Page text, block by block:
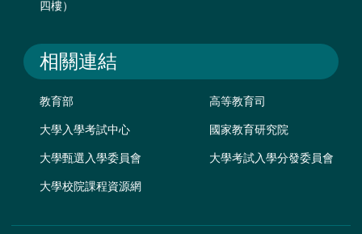
四樓）
相關連結
教育部 高等教育司
大學入學考試中心 國家教育研究院
大學甄選入學委員會 大學考試入學分發委員會
大學校院課程資源網